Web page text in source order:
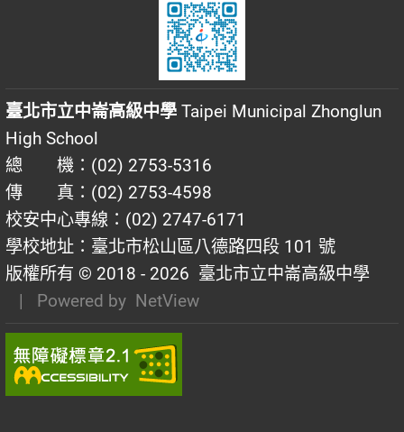
臺北市立中崙高級中學 Taipei Municipal Zhonglun
High School
總 機：(02) 2753-5316
傳 真：(02) 2753-4598
校安中心專線：(02) 2747-6171
學校地址：臺北市松山區八德路四段 101 號
版權所有 © 2018 - 2026 臺北市立中崙高級中學
| Powered by NetView